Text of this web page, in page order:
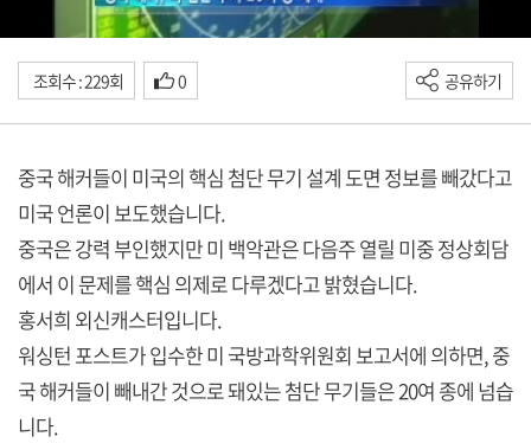
조회수 : 229회 0 공유하기
중국 해커들이 미국의 핵심 첨단 무기 설계 도면 정보를 빼갔다고
미국 언론이 보도했습니다.
중국은 강력 부인했지만 미 백악관은 다음주 열릴 미중 정상회담
에서 이 문제를 핵심 의제로 다루겠다고 밝혔습니다.
홍서희 외신캐스터입니다.
워싱턴 포스트가 입수한 미 국방과학위원회 보고서에 의하면, 중
국 해커들이 빼내간 것으로 돼있는 첨단 무기들은 20여 종에 넘습
니다.